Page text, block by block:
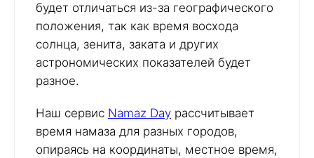
будет отличаться из-за географического
положения, так как время восхода
солнца, зенита, заката и других
астрономических показателей будет
разное.
Наш сервис Namaz Day рассчитывает
время намаза для разных городов,
опираясь на координаты, местное время,